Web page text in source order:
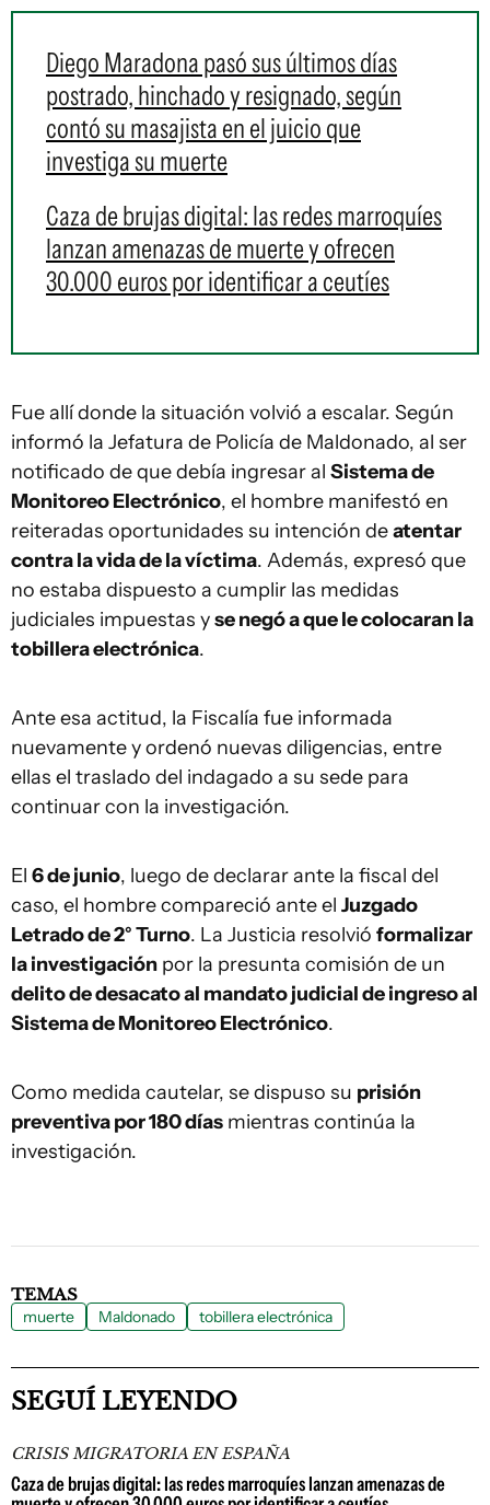
Diego Maradona pasó sus últimos días
postrado, hinchado y resignado, según
contó su masajista en el juicio que
investiga su muerte
Caza de brujas digital: las redes marroquíes
lanzan amenazas de muerte y ofrecen
30.000 euros por identificar a ceutíes
Fue allí donde la situación volvió a escalar. Según
informó la Jefatura de Policía de Maldonado, al ser
notificado de que debía ingresar al Sistema de
Monitoreo Electrónico, el hombre manifestó en
reiteradas oportunidades su intención deatentar
contra la vida de la víctima. Además, expresó que
no estaba dispuesto a cumplir las medidas
judiciales impuestas yse negó a que le colocaran la
tobillera electrónica.
Ante esa actitud, la Fiscalía fue informada
nuevamente y ordenó nuevas diligencias, entre
ellas el traslado del indagado a su sede para
continuar con la investigación.
El 6 de junio, luego de declarar ante la fiscal del
caso, el hombre compareció ante el Juzgado
Letrado de 2° Turno. La Justicia resolvió formalizar
la investigación por la presunta comisión de un
delito de desacato al mandato judicial de ingreso al
Sistema de Monitoreo Electrónico.
Como medida cautelar, se dispuso su prisión
preventiva por 180 días mientras continúa la
investigación.
TEMAS
muerte Maldonado tobillera electrónica
SEGUÍ LEYENDO
CRISIS MIGRATORIA EN ESPAÑA
Caza de brujas digital: las redes marroquíes lanzan amenazas de